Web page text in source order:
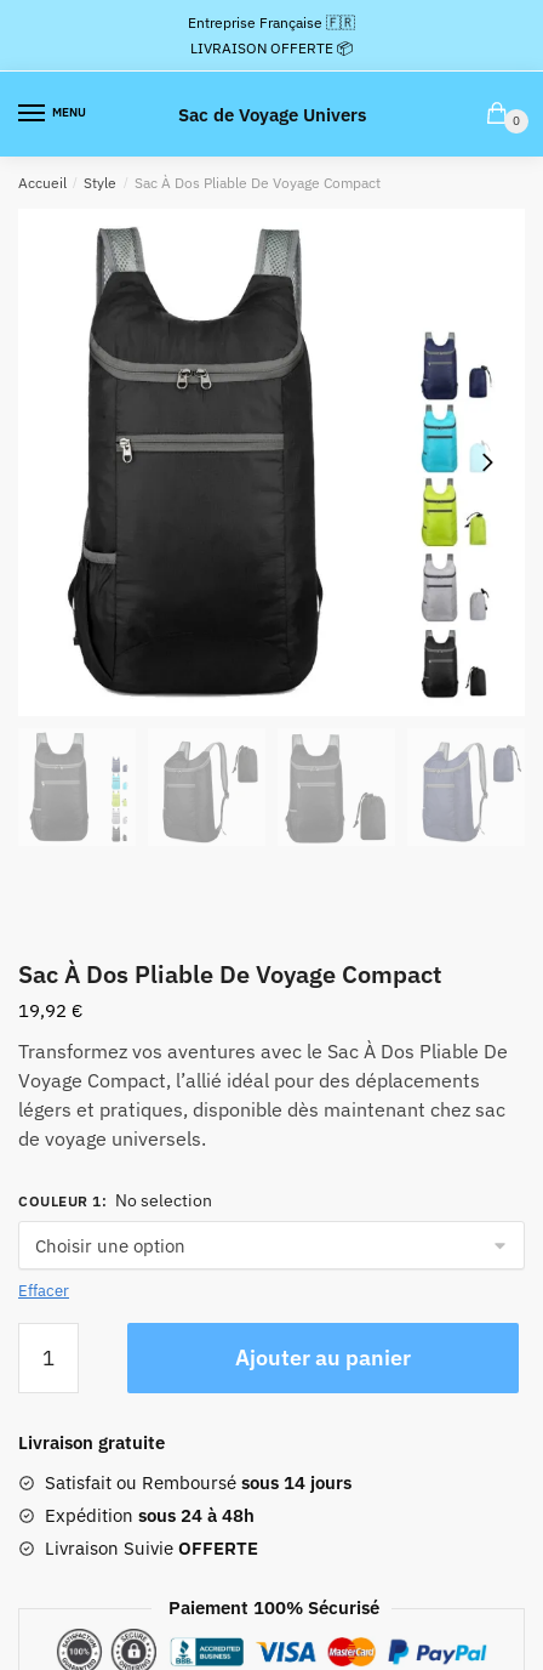
la
navigation
contenu
Entreprise Française 🇫🇷
LIVRAISON OFFERTE 📦
MENU Sac de Voyage Univers 0
Accueil / Style / Sac À Dos Pliable De Voyage Compact
Sac À Dos Pliable De Voyage Compact
19,92 €
Transformez vos aventures avec le Sac À Dos Pliable De
Voyage Compact, l’allié idéal pour des déplacements
légers et pratiques, disponible dès maintenant chez sac
de voyage universels.
COULEUR 1: No selection
Effacer
Sac
Dos
Pliable
De
Voyage
Ajouter au panier
Livraison gratuite
Satisfait ou Remboursé sous 14 jours
Expédition sous 24 à 48h
Livraison Suivie OFFERTE
Paiement 100% Sécurisé